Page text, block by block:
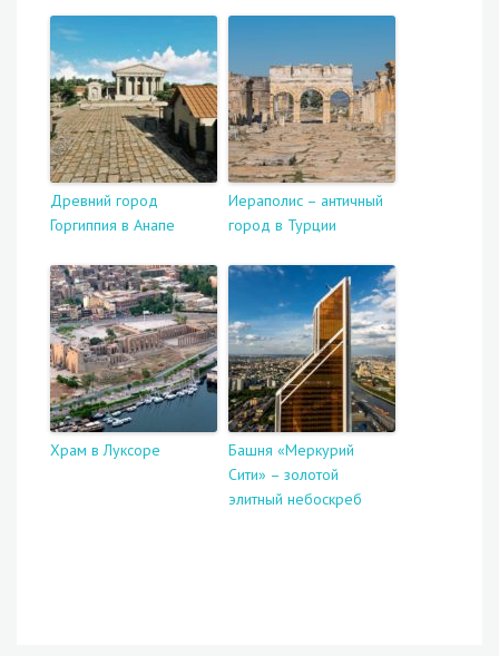
Древний город
Горгиппия в Анапе
Иераполис – античный
город в Турции
Храм в Луксоре
Башня «Меркурий
Сити» – золотой
элитный небоскреб